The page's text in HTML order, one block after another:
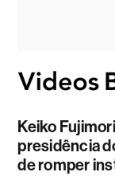
Keiko
presidência
de romper